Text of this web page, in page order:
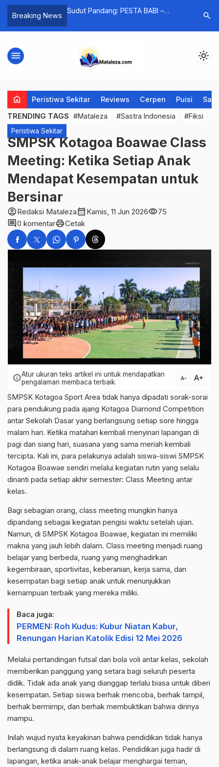
Breaking News
Sudut Pandang: PESTA BABI –
Psychology Para Babi yang
Terancam
Messi
search
menu light_mode
home Peristiwa Sekitar Reviews Cerpen Puisi
TRENDING TAGS #Mataleza #Sastra Indonesia #Fiksi
Peristiwa Sekitar
SMPSK Kotagoa Boawae Class
Meeting: Ketika Setiap Anak
Mendapat Kesempatan untuk
Bersinar
account_circleRedaksi Matalezacalendar_month Kamis, 11 Jun 2026visibility75
comment0 komentarprintCetak
infoAtur ukuran teks artikel ini untuk mendapatkan
pengalaman membaca terbaik.
text_decrease text_increase
SMPSK Kotagoa Sport Area tidak hanya dipadati sorak-sorai
para pendukung pada ajang Kotagoa Diamond Competition
antar Sekolah Dasar yang berlangsung setiap sore hingga
malam hari. Ketika matahari kembali menyinari lapangan di
pagi dan siang hari, suasana yang sama meriah kembali
tercipta. Kali ini, para pelakunya adalah siswa-siswi SMPSK
Kotagoa Boawae sendiri melalui kegiatan rutin yang selalu
dinanti pada setiap akhir semester: Class Meeting antar
kelas.
Bagi sebagian orang, class meeting mungkin hanya
dipandang sebagai kegiatan pengisi waktu setelah ujian.
Namun, di SMPSK Kotagoa Boawae, kegiatan ini memiliki
makna yang jauh lebih dalam. Class meeting menjadi ruang
belajar yang berbeda, ruang yang menghadirkan
kegembiraan, sportivitas, keberanian, kerja sama, dan
kesempatan bagi setiap anak untuk menunjukkan
kemampuan terbaik yang mereka miliki.
Baca juga:
PERMEN: Roh Kudus: Kubur Niatan Kabur,
Renungan Harian Katolik Edisi 12 Mei 2026
Melalui pertandingan futsal dan bola voli antar kelas, sekolah
memberikan panggung yang setara bagi seluruh peserta
didik. Tidak ada anak yang dianggap terlalu biasa untuk diberi
kesempatan. Setiap siswa berhak mencoba, berhak tampil,
berhak bermimpi, dan berhak membuktikan bahwa dirinya
mampu.
Inilah wujud nyata keyakinan bahwa pendidikan tidak hanya
berlangsung di dalam ruang kelas. Pendidikan juga hadir di
lapangan, ketika anak-anak belajar menghargai teman,